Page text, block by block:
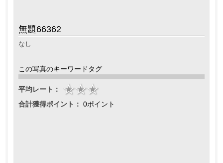
無題66362
なし
この写真のキーワードタグ
平均レート：
合計獲得ポイント： 0ポイント